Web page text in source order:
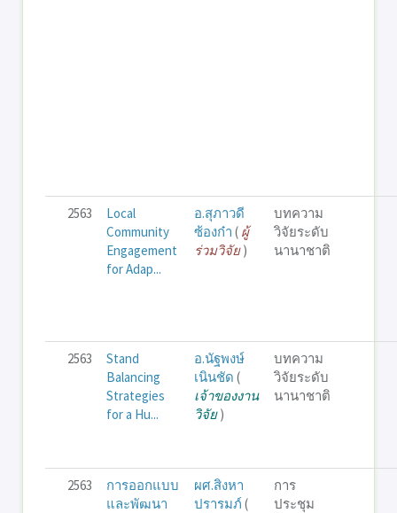
2563
Local
Community
Engagement
for Adap...
อ.สุภาวดี
ซ้องก๋า ( ผู้
ร่วมวิจัย)
บทความ
วิจัยระดับ
นานาชาติ
2563
Stand
Balancing
Strategies
for a Hu...
อ.นัฐพงษ์
เนินชัด (
เจ้าของงาน
วิจัย)
บทความ
วิจัยระดับ
นานาชาติ
2563
การออกแบบ
และพัฒนา
ผศ.สิงหา
ปรารมภ์(
การ
ประชุม